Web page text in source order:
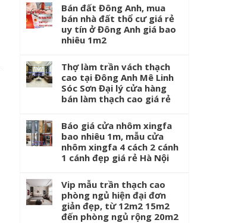
Bán đất Đông Anh, mua
bán nhà đất thổ cư giá rẻ
uy tín ở Đông Anh giá bao
nhiêu 1m2
Thợ làm trần vách thạch
cao tại Đông Anh Mê Linh
Sóc Sơn Đại lý cửa hàng
bán làm thạch cao giá rẻ
Báo giá cửa nhôm xingfa
bao nhiêu 1m, mẫu cửa
nhôm xingfa 4 cách 2 cánh
1 cánh đẹp giá rẻ Hà Nội
Vip mẫu trần thạch cao
phòng ngủ hiện đại đơn
giản đẹp, từ 12m2 15m2
đến phòng ngủ rộng 20m2